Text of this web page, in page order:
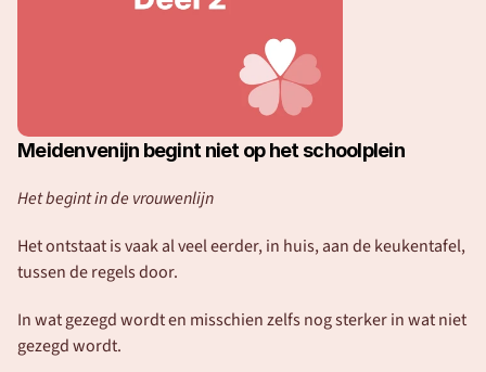
Meidenvenijn begint niet op het schoolplein
Het begint in de vrouwenlijn
Het ontstaat is vaak al veel eerder, in huis, aan de keukentafel,
tussen de regels door.
In wat gezegd wordt en misschien zelfs nog sterker in wat niet
gezegd wordt.